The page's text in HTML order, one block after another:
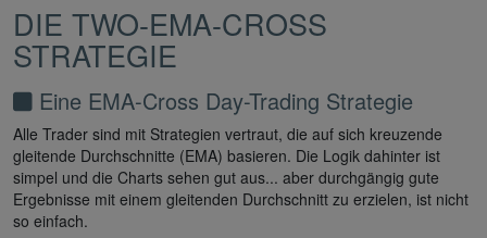
DIE TWO-EMA-CROSS
STRATEGIE
Eine EMA-Cross Day-Trading Strategie
Alle Trader sind mit Strategien vertraut, die auf sich kreuzende
gleitende Durchschnitte (EMA) basieren. Die Logik dahinter ist
simpel und die Charts sehen gut aus... aber durchgängig gute
Ergebnisse mit einem gleitenden Durchschnitt zu erzielen, ist nicht
so einfach.